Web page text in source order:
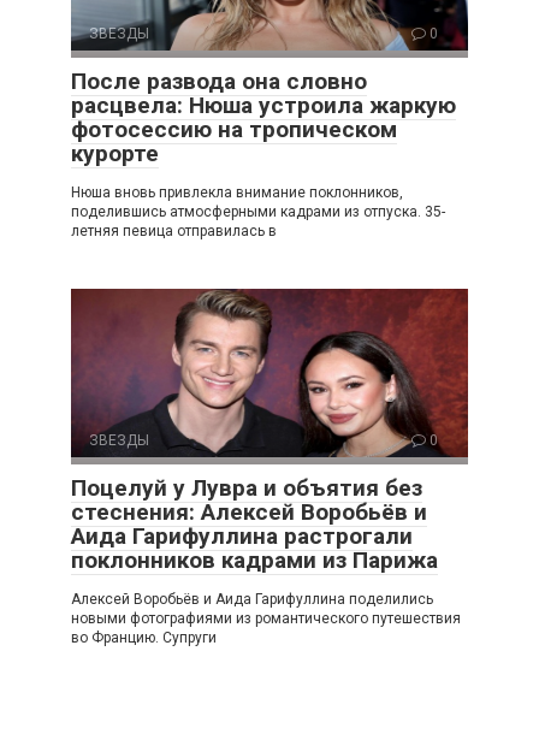
ЗВЕЗДЫ 0
После развода она словно
расцвела: Нюша устроила жаркую
фотосессию на тропическом
курорте
Нюша вновь привлекла внимание поклонников,
поделившись атмосферными кадрами из отпуска. 35-
летняя певица отправилась в
ЗВЕЗДЫ 0
Поцелуй у Лувра и объятия без
стеснения: Алексей Воробьёв и
Аида Гарифуллина растрогали
поклонников кадрами из Парижа
Алексей Воробьёв и Аида Гарифуллина поделились
новыми фотографиями из романтического путешествия
во Францию. Супруги